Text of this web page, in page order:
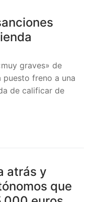
graves» de
puesto freno a una
de calificar de
atrás y
que